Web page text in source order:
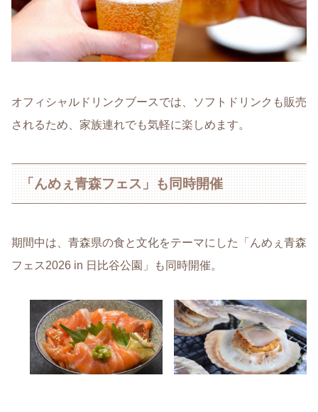
オフィシャルドリンクブースでは、ソフトドリンクも販売
されるため、家族連れでも気軽に楽しめます。
「んめぇ青森フェス」も同時開催
期間中は、青森県の食と文化をテーマにした「んめぇ青森
フェス2026 in 日比谷公園」も同時開催。